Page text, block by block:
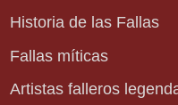
Historia de las Fallas
Fallas míticas
Artistas falleros